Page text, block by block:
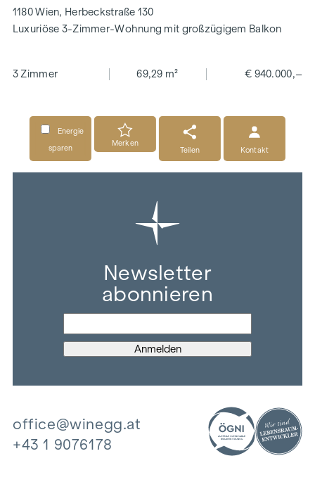
1180 Wien, Herbeckstraße 130
Luxuriöse 3-Zimmer-Wohnung mit großzügigem Balkon
3 Zimmer 69,29 m² € 940.000,–
Energie
sparen
Merken
Teilen
Kontakt
Newsletter
abonnieren
office@winegg.at
+43 1 9076178